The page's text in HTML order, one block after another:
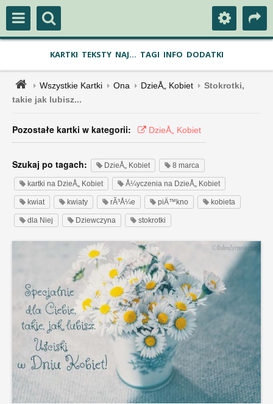
KARTKI TEKSTY NAJ... TAGI INFO DODATKI
Wszystkie Kartki Ona DzieÅ„ Kobiet
Stokrotki,
takie jak lubisz...
Pozostałe kartki w kategorii: DzieÅ„ Kobiet
Szukaj po tagach: DzieÅ„ Kobiet 8 marca
kartki na DzieÅ„ Kobiet Å¼yczenia na DzieÅ„ Kobiet
kwiat kwiaty rÃ³Å¼e piÄ™kno kobieta
dla Niej Dziewczyna stokrotki